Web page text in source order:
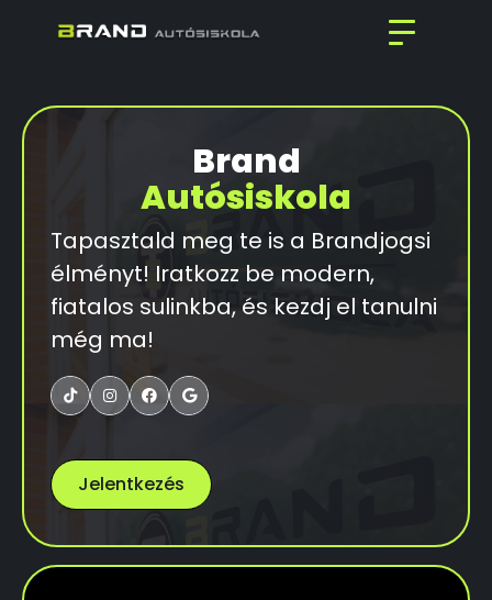
Brand
Autósiskola
Tapasztald meg te is a Brandjogsi
élményt! Iratkozz be modern,
fiatalos sulinkba, és kezdj el tanulni
még ma!
   
Jelentkezés